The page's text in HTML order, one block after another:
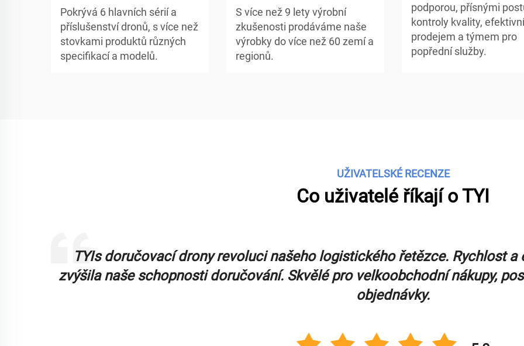
Pokrývá 6 hlavních sérií a
příslušenství dronů, s více než
stovkami produktů různých
specifikací a modelů.
S více než 9 lety výrobní
zkušenosti prodáváme naše
výrobky do více než 60 zemí a
regionů.
podporou, přísnými
kontroly kvality,
prodejem a týmem pro
popřední služby.
UŽIVATELSKÉ RECENZE
Co uživatelé říkají o TYI
TYIs doručovací drony revoluci našeho logistického řetězce. Rychlost
zvýšila naše schopnosti doručování. Skvělé pro velkoobchodní nákupy,
objednávky.